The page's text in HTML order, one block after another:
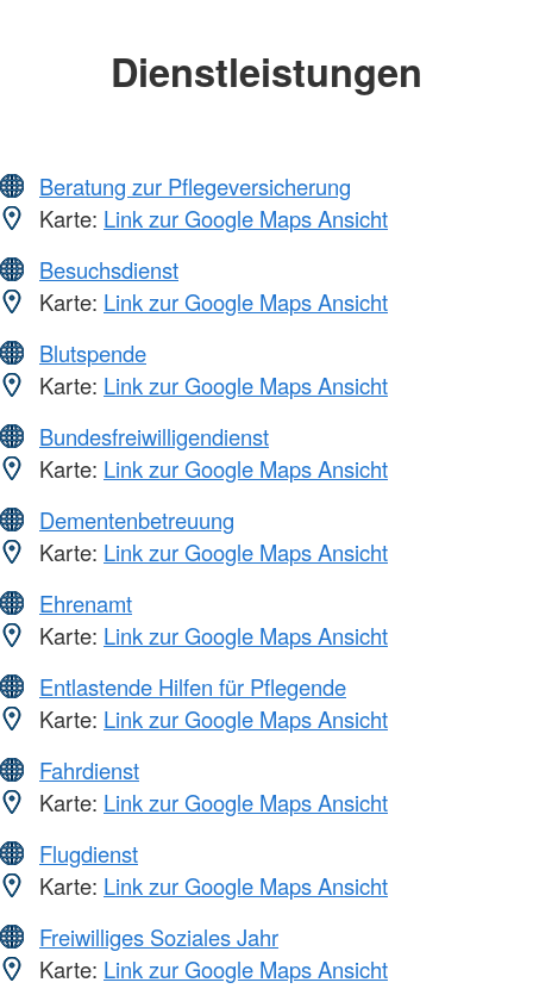
Dienstleistungen
Beratung zur Pflegeversicherung
Karte: Link zur Google Maps Ansicht
Besuchsdienst
Karte: Link zur Google Maps Ansicht
Blutspende
Karte: Link zur Google Maps Ansicht
Bundesfreiwilligendienst
Karte: Link zur Google Maps Ansicht
Dementenbetreuung
Karte: Link zur Google Maps Ansicht
Ehrenamt
Karte: Link zur Google Maps Ansicht
Entlastende Hilfen für Pflegende
Karte: Link zur Google Maps Ansicht
Fahrdienst
Karte: Link zur Google Maps Ansicht
Flugdienst
Karte: Link zur Google Maps Ansicht
Freiwilliges Soziales Jahr
Karte: Link zur Google Maps Ansicht